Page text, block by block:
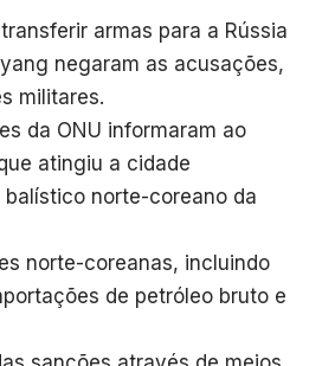
armas para a Rússia
negaram as acusações,
militares.
da ONU informaram ao
atingiu a cidade
norte-coreano da
norte-coreanas, incluindo
de petróleo bruto e